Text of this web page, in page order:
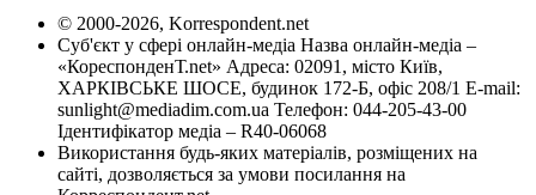
© 2000-2026, Korrespondent.net
Суб'єкт у сфері онлайн-медіа Назва онлайн-медіа –
«КореспонденТ.net» Адреса: 02091, місто Київ,
ХАРКІВСЬКЕ ШОСЕ, будинок 172-Б, офіс 208/1 E-mail:
sunlight@mediadim.com.ua Телефон: 044-205-43-00
Ідентифікатор медіа – R40-06068
Використання будь-яких матеріалів, розміщених на
сайті, дозволяється за умови посилання на